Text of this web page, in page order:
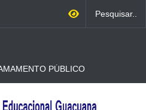
PÚBLICO
DE